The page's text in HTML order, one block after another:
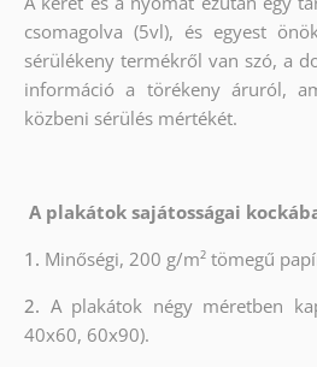
csomagolva (5vl), és egyest
sérülékeny termékről van szó, a
információ a törékeny áruról,
közbeni sérülés mértékét.
A plakátok sajátosságai
1. Minőségi, 200 g/m² tömegű
2. A plakátok négy méretben
40x60, 60x90).